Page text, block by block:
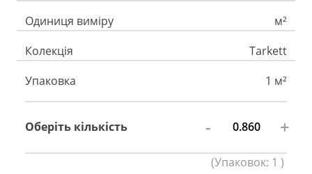
Одиниця виміру
м²
Колекція
Tarkett
Упаковка
1 м²
Оберіть кількість - +
(Упаковок: 1 )